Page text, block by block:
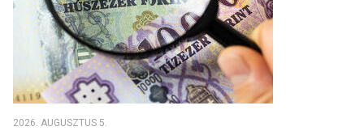
2026. AUGUSZTUS 5.